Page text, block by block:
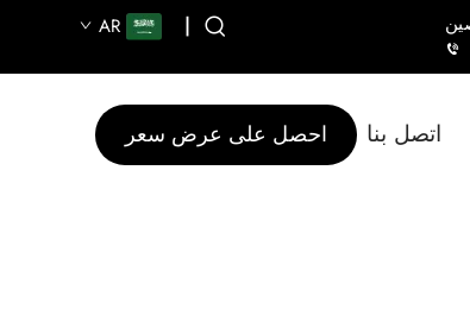
|
AR
اتصل بنا احصل على عرض سعر